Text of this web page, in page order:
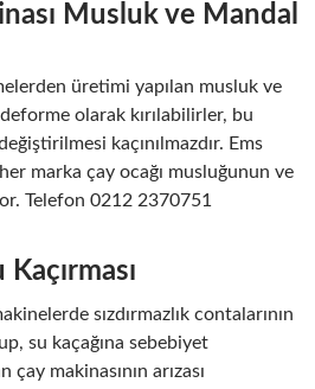
Musluk ve Mandal
üretimi yapılan musluk ve
olarak kırılabilirler, bu
kaçınılmazdır. Ems
marka çay ocağı musluğunun ve
Telefon 0212 2370751
sızdırmazlık contalarının
su kaçağına sebebiyet
makinasının arızası